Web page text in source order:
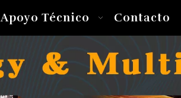
Apoyo Técnico Contacto